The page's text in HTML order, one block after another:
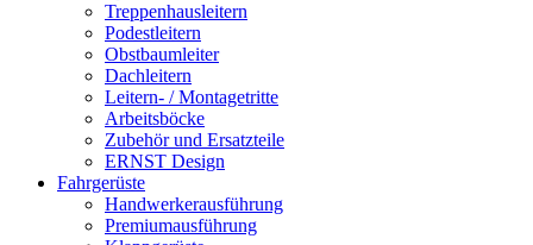
Treppenhausleitern
Podestleitern
Obstbaumleiter
Dachleitern
Leitern- / Montagetritte
Arbeitsböcke
Zubehör und Ersatzteile
ERNST Design
Fahrgerüste
Handwerkerausführung
Premiumausführung